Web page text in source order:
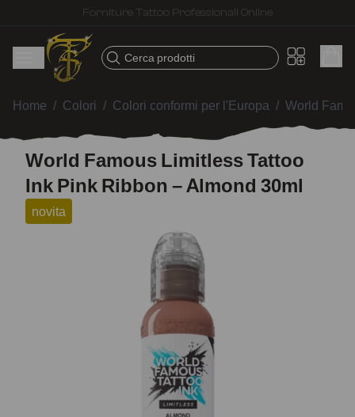
Spedizione veloce – Prodotti selezionati per tatuatori
Cerca prodotti
Home / Colori / Colori conformi per l'Europa / World
World Famous Limitless Tattoo
Ink Pink Ribbon – Almond 30ml
novita